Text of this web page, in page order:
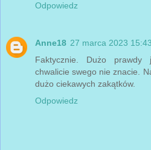
Odpowiedz
Anne18 27 marca 2023 15:43
Faktycznie. Dużo prawdy
chwalicie swego nie znacie.
dużo ciekawych zakątków.
Odpowiedz